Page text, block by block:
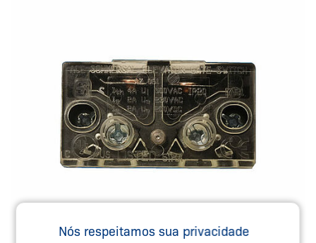
Nós respeitamos sua privacidade